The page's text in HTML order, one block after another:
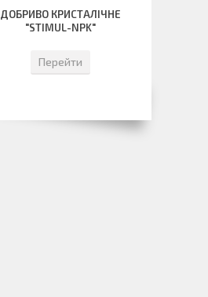
ДОБРИВО КРИСТАЛІЧНЕ
"STIMUL-NPK"
Перейти